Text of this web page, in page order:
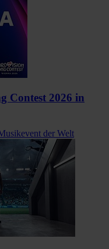
Contest 2026 in
der Welt